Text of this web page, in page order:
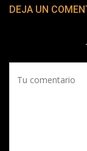
DEJA UN